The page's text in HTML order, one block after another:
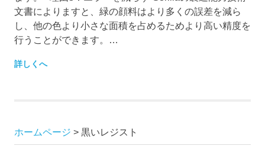
文書によりますと、緑の顔料はより多くの誤差を減ら
し、他の色より小さな面積を占めるためより高い精度を
行うことができます。…
詳しくへ
ホームページ > 黒いレジスト